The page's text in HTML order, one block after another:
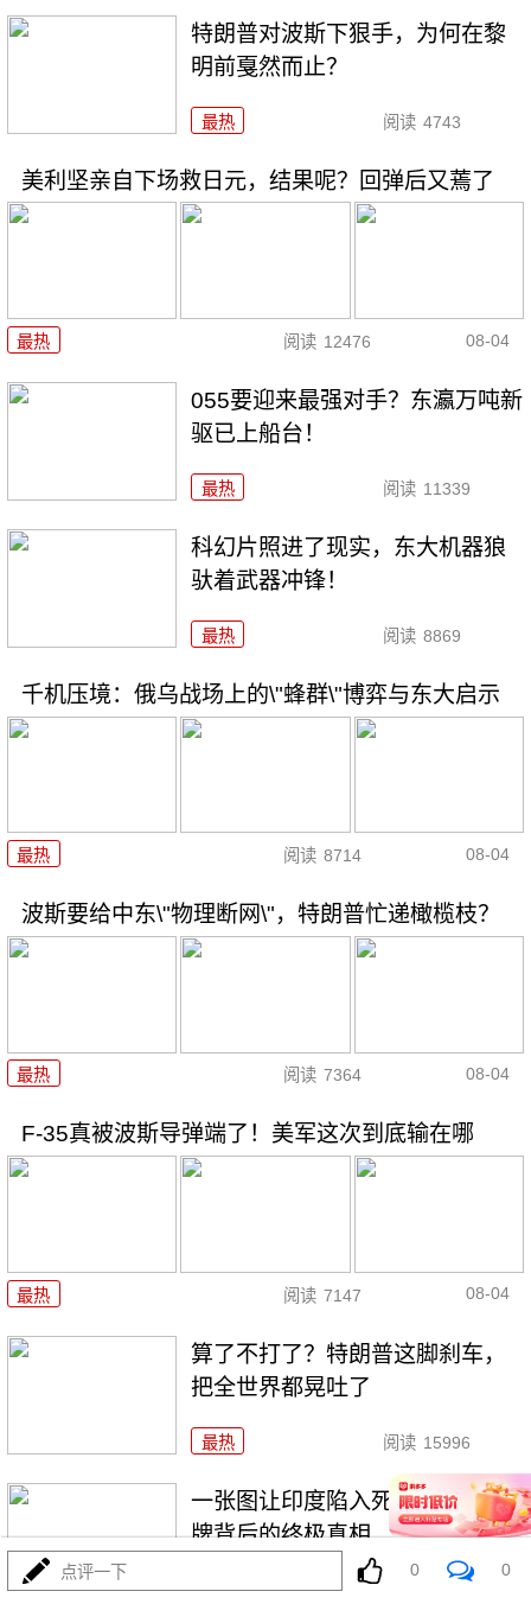
特朗普对波斯下狠手，为何在黎
明前戛然而止？
最热 阅读 4743
美利坚亲自下场救日元，结果呢？回弹后又蔫了
最热 阅读 12476 08-04
055要迎来最强对手？东瀛万吨新
驱已上船台！
最热 阅读 11339
科幻片照进了现实，东大机器狼
驮着武器冲锋！
最热 阅读 8869
千机压境：俄乌战场上的\"蜂群\"博弈与东大启示
最热 阅读 8714 08-04
波斯要给中东\"物理断网\"，特朗普忙递橄榄枝？
最热 阅读 7364 08-04
F-35真被波斯导弹端了！美军这次到底输在哪
最热 阅读 7147 08-04
算了不打了？特朗普这脚刹车，
把全世界都晃吐了
最热 阅读 15996
一张图让印度陷入死寂，五枚金
牌背后的终极真相
最热
点评一下 0 0